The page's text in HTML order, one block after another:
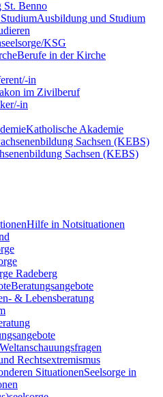
St. Benno
Ausbildung und Studium
KSG
Berufe in der Kirche
in
im Zivilberuf
in
Katholische Akademie
Sachsen (KEBS)
Hilfe in Notsituationen
Radeberg
Beratungsangebote
& Lebensberatung
Rechtsextremismus
Seelsorge in